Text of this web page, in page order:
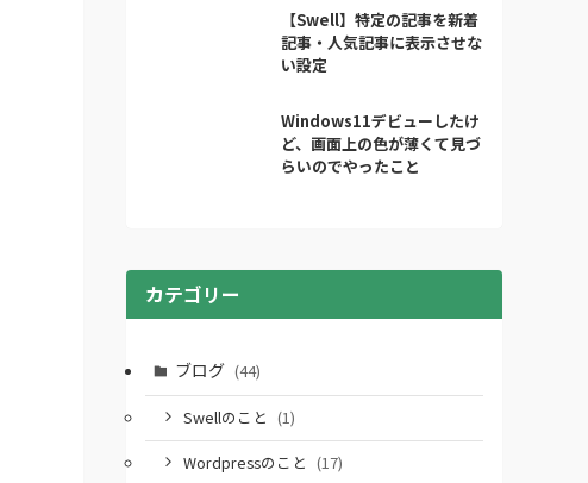
【Swell】特定の記事を新着
記事・人気記事に表示させな
い設定
Windows11デビューしたけ
ど、画面上の色が薄くて見づ
らいのでやったこと
カテゴリー
ブログ (44)
Swellのこと (1)
Wordpressのこと (17)